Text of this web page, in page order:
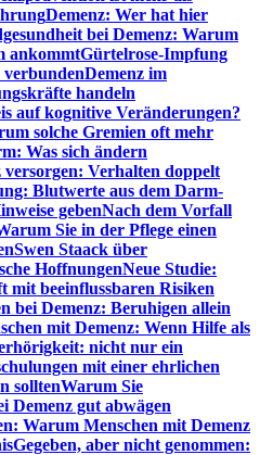
Demenz: Wer hat hier
bei Demenz: Warum
ankommtGürtelrose-Impfung
verbundenDemenz im
handeln
auf kognitive Veränderungen?
solche Gremien oft mehr
Was sich ändern
versorgen: Verhalten doppelt
Blutwerte aus dem Darm-
gebenNach dem Vorfall
Sie in der Pflege einen
Swen Staack über
HoffnungenNeue Studie:
mit beeinflussbaren Risiken
bei Demenz: Beruhigen allein
mit Demenz: Wenn Hilfe als
nicht nur ein
mit einer ehrlichen
solltenWarum Sie
Demenz gut abwägen
Warum Menschen mit Demenz
Gegeben, aber nicht genommen: